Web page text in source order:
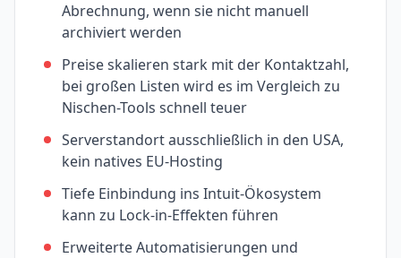
Abrechnung, wenn sie nicht manuell
archiviert werden
Preise skalieren stark mit der Kontaktzahl,
bei großen Listen wird es im Vergleich zu
Nischen-Tools schnell teuer
Serverstandort ausschließlich in den USA,
kein natives EU-Hosting
Tiefe Einbindung ins Intuit-Ökosystem
kann zu Lock-in-Effekten führen
Erweiterte Automatisierungen und